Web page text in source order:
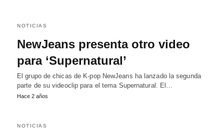
NOTICIAS
NewJeans presenta otro video
para ‘Supernatural’
El grupo de chicas de K-pop NewJeans ha lanzado la segunda
parte de su videoclip para el tema Supernatural. El…
Hace 2 años
NOTICIAS